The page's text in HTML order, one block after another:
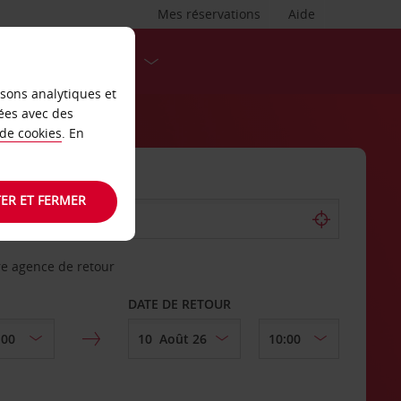
Aide
Mes réservations
agence de retour
DATE DE RETOUR
analytiques et
avec des
cookies. En
ET FERMER